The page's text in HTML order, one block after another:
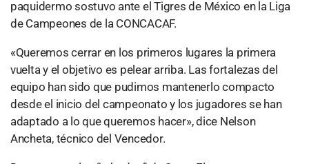
paquidermo sostuvo ante el Tigres de México en la Liga
de Campeones de la CONCACAF.
«Queremos cerrar en los primeros lugares la primera
vuelta y el objetivo es pelear arriba. Las fortalezas del
equipo han sido que pudimos mantenerlo compacto
desde el inicio del campeonato y los jugadores se han
adaptado a lo que queremos hacer», dice Nelson
Ancheta, técnico del Vencedor.